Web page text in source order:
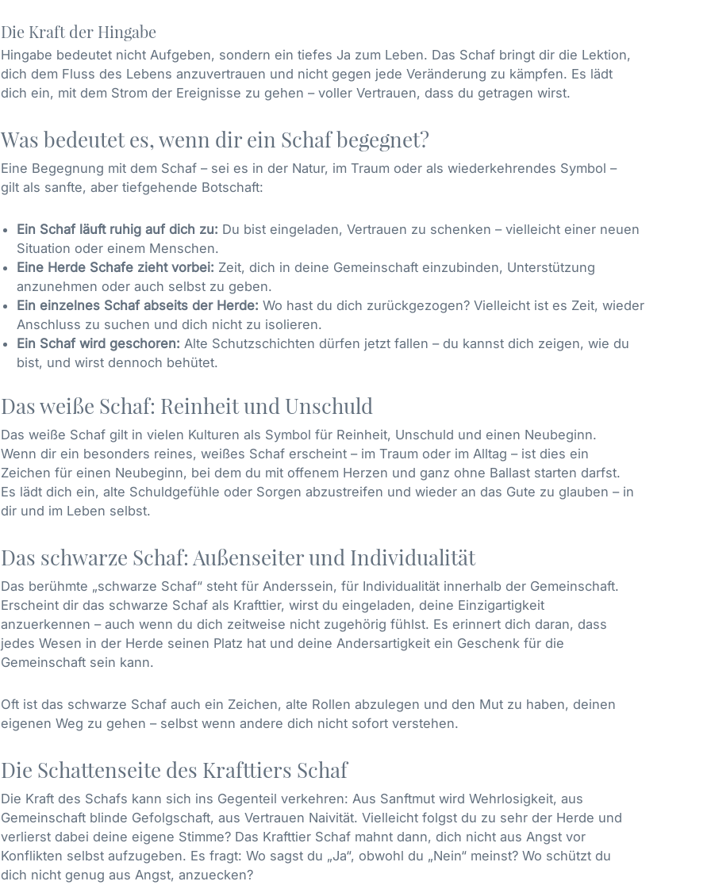
Die Kraft der Hingabe
Hingabe bedeutet nicht Aufgeben, sondern ein tiefes Ja zum Leben. Das Schaf bringt dir die Lektion,
dich dem Fluss des Lebens anzuvertrauen und nicht gegen jede Veränderung zu kämpfen. Es lädt
dich ein, mit dem Strom der Ereignisse zu gehen – voller Vertrauen, dass du getragen wirst.
Was bedeutet es, wenn dir ein Schaf begegnet?
Eine Begegnung mit dem Schaf – sei es in der Natur, im Traum oder als wiederkehrendes Symbol –
gilt als sanfte, aber tiefgehende Botschaft:
Ein Schaf läuft ruhig auf dich zu: Du bist eingeladen, Vertrauen zu schenken – vielleicht einer neuen
Situation oder einem Menschen.
Eine Herde Schafe zieht vorbei: Zeit, dich in deine Gemeinschaft einzubinden, Unterstützung
anzunehmen oder auch selbst zu geben.
Ein einzelnes Schaf abseits der Herde: Wo hast du dich zurückgezogen? Vielleicht ist es Zeit, wieder
Anschluss zu suchen und dich nicht zu isolieren.
Ein Schaf wird geschoren: Alte Schutzschichten dürfen jetzt fallen – du kannst dich zeigen, wie du
bist, und wirst dennoch behütet.
Das weiße Schaf: Reinheit und Unschuld
Das weiße Schaf gilt in vielen Kulturen als Symbol für Reinheit, Unschuld und einen Neubeginn.
Wenn dir ein besonders reines, weißes Schaf erscheint – im Traum oder im Alltag – ist dies ein
Zeichen für einen Neubeginn, bei dem du mit offenem Herzen und ganz ohne Ballast starten darfst.
Es lädt dich ein, alte Schuldgefühle oder Sorgen abzustreifen und wieder an das Gute zu glauben – in
dir und im Leben selbst.
Das schwarze Schaf: Außenseiter und Individualität
Das berühmte „schwarze Schaf“ steht für Anderssein, für Individualität innerhalb der Gemeinschaft.
Erscheint dir das schwarze Schaf als Krafttier, wirst du eingeladen, deine Einzigartigkeit
anzuerkennen – auch wenn du dich zeitweise nicht zugehörig fühlst. Es erinnert dich daran, dass
jedes Wesen in der Herde seinen Platz hat und deine Andersartigkeit ein Geschenk für die
Gemeinschaft sein kann.
Oft ist das schwarze Schaf auch ein Zeichen, alte Rollen abzulegen und den Mut zu haben, deinen
eigenen Weg zu gehen – selbst wenn andere dich nicht sofort verstehen.
Die Schattenseite des Krafttiers Schaf
Die Kraft des Schafs kann sich ins Gegenteil verkehren: Aus Sanftmut wird Wehrlosigkeit, aus
Gemeinschaft blinde Gefolgschaft, aus Vertrauen Naivität. Vielleicht folgst du zu sehr der Herde und
verlierst dabei deine eigene Stimme? Das Krafttier Schaf mahnt dann, dich nicht aus Angst vor
Konflikten selbst aufzugeben. Es fragt: Wo sagst du „Ja“, obwohl du „Nein“ meinst? Wo schützt du
dich nicht genug aus Angst, anzuecken?